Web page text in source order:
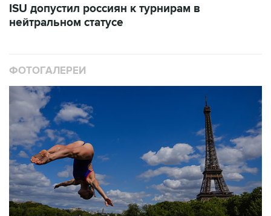
ISU допустил россиян к турнирам в
нейтральном статусе
ФОТОГАЛЕРЕИ